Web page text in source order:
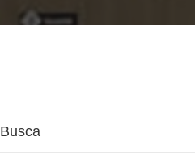
Busca